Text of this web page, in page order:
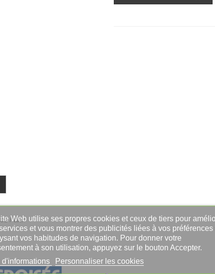
/ an.
Web utilise ses propres cookies et ceux de tiers pour
et vous montrer des publicités liées à vos préférences
vos habitudes de navigation. Pour donner votre
à son utilisation, appuyez sur le bouton Accepter.
d'informations
Personnaliser les cookies